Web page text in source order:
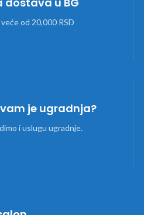
od 20,000 RSD
je ugradnja?
i uslugu ugradnje.